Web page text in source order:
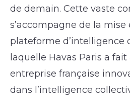
de demain. Cette vaste
s’accompagne de la mise
plateforme d’intelligence
laquelle Havas Paris a
entreprise française
dans l’intelligence